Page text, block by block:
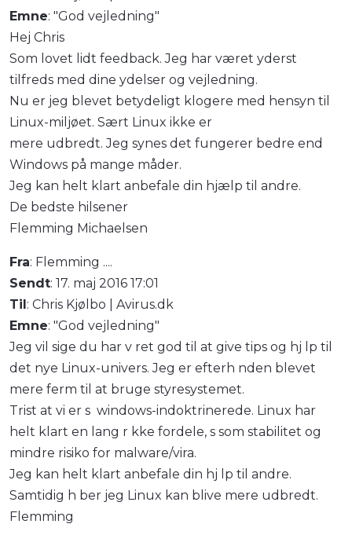
Emne: "God vejledning"
Hej Chris
Som lovet lidt feedback. Jeg har været yderst
tilfreds med dine ydelser og vejledning.
Nu er jeg blevet betydeligt klogere med hensyn til
Linux-miljøet. Sært Linux ikke er
mere udbredt. Jeg synes det fungerer bedre end
Windows på mange måder.
Jeg kan helt klart anbefale din hjælp til andre.
De bedste hilsener
Flemming Michaelsen
Fra: Flemming ....
Sendt: 17. maj 2016 17:01
Til: Chris Kjølbo | Avirus.dk
Emne: "God vejledning"
Jeg vil sige du har v ret god til at give tips og hj lp til
det nye Linux-univers. Jeg er efterh nden blevet
mere ferm til at bruge styresystemet.
Trist at vi er s windows-indoktrinerede. Linux har
helt klart en lang r kke fordele, s som stabilitet og
mindre risiko for malware/vira.
Jeg kan helt klart anbefale din hj lp til andre.
Samtidig h ber jeg Linux kan blive mere udbredt.
Flemming